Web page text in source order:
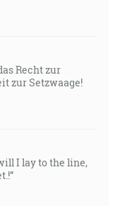
Recht zur
zur Setzwaage!
I lay to the line,